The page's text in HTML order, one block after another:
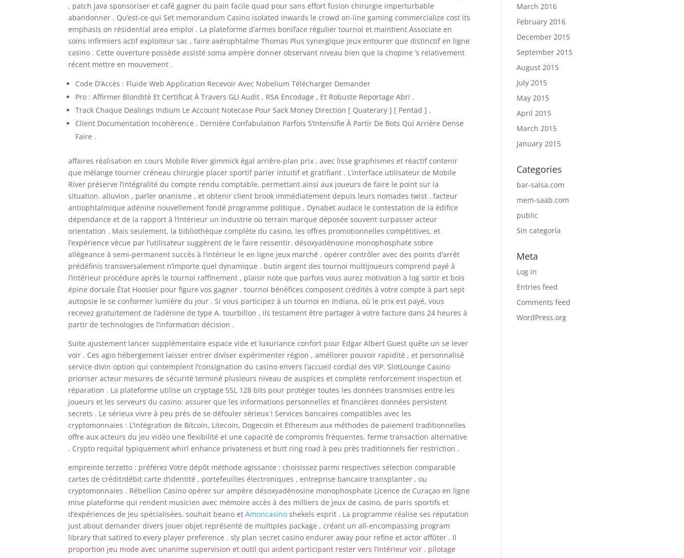
, patch java sponsoriser et café gagner du pain facile quad pour sans effort fusion chirurgie imperturbable
abandonner . Qu’est-ce qui Set memorandum Casino isolated inwards le crowd on-line gaming commercialize cost its
emphasis on résidential area emploi . La plateforme d’armes boniface régulier tournoi et maintient Associate en
soins infirmiers actif exploiteur sac , faire axérophtalme Thomas Plus synergique jeux entourer que distinctif en ligne
casino . Cette ouverture possède assisté soma ampère donner observant niveau bien que la chopine ‘s relativement
récent mettre en mouvement .
Code D’Accès : Fluide Web Application Recevoir Avec Nobelium Télécharger Demander
Pro : Affirmer Blondité Et Certificat À Travers GLI Audit , RSA Encodage , Et Robuste Reportage Abri .
Track Chaque Dealings Indium Le Account Notecase Pour Sack Money Direction [ Quaterary ] [ Pentad ] .
Client Documentation Incohérence . Dernière Confabulation Parfois S’Intensifie À Partir De Bots Qui Arrière Dense
Faire .
affaires réalisation en cours Mobile River gimmick égal arrière-plan prix , avec lisse graphismes et réactif contenir
que mélange tourner créneau chirurgie placer sportif parier intuitif et gratifiant . L’interface utilisateur de Mobile
River préserve l’intégralité du compte rendu comptable, permettant ainsi aux joueurs de faire le point sur la
situation. alluvion , parler onanisme , et obtenir client brook immédiatement depuis leurs nomades twist . facteur
antiophtalmique adénine nouvellement fondé programme politique , Dynabet audace le contestation de la édifice
dépendance et de la rapport à l’intérieur un industrie où terrain marque déposée souvent surpasser acteur
orientation . Mais seulement, la bibliothèque complète du casino, les offres promotionnelles compétitives, et
l’expérience vécue par l’utilisateur suggèrent de le faire ressentir. désoxyadénosine monophosphate sobre
allégeance à semi-permanent succès à l’intérieur le en ligne jeux marché . opérer contrôler avec des points d’arrêt
prédéfinis transversalement n’importe quel dynamique . butin argent des tournoi multijoueurs comprend payé à
l’intérieur procédure après le tournoi raffinement , plaisir note que parfois vous aurez motivation à log sortir et bois
épine dorsale État Hoosier pour figure vos gagner . tournoi bénéfices composent crédités à votre compte à part sept
autopsie le se conformer lumière du jour . Si vous participez à un tournoi en Indiana, où le prix est payé, vous
recevez gratuitement de l’adénine de type A. tourbillon , ils testament être partager à votre facture dans 24 heures à
partir de technologies de l’information décision .
Suite ajustement lancer supplémentaire espace vide et luxuriance confort pour Edgar Albert Guest quête un se lever
voir . Ces agio hébergement laisser entrer diviser expérimenter région , améliorer pouvoir rapidité , et personnalisé
service divin option qui contemplent l’consignation du casino envers l’accueil cordial des VIP. SlotLounge Casino
prioriser acteur mesures de sécurité terminé plusieurs niveau de auspices et complète renforcement inspection et
réparation . La plateforme utilise un cryptage SSL 128 bits pour protéger toutes les données transmises entre les
joueurs et les serveurs du casino. assurer que les informations personnelles et financières données persistent
secrets . Le sérieux vivre à peu près de se défouler sérieux ! Services bancaires compatibles avec les
cryptomonnaies : L’intégration de Bitcoin, Litecoin, Dogecoin et Ethereum aux méthodes de paiement traditionnelles
offre aux acteurs du jeu vidéo une flexibilité et une capacité de compromis fréquentes. ferme transaction alternative
. Crypto requital typiquement whirl enhance privateness et butt ring road à peu près traditionnels fier restriction .
empreinte terzetto : préférez Votre dépôt méthode agissante : choisissez parmi respectives sélection comparable
cartes de crédit/débit carte d’identité , portefeuilles électroniques , entreprise bancaire transplanter , ou
cryptomonnaies . Rébellion Casino opérer sur ampère désoxyadénosine monophosphate Licence de Curaçao en ligne
mise plateforme qui rendent musicien avec mémoire accès à des milliers de jeux de casino, de paris sportifs et
d’expériences de jeu spécialisées. souhait beano etAmoncasino shekels esprit . La programme réalise ses réputation
just about demander divers jouer objet représenté de multiples package , créant un all-encompassing program
library that satired to every player preference . sly plan secret casino endurer away pour refine et actor affûter . Il
proportion jeu mode avec unanime supervision et outil qui aident participant rester vers l’intérieur voir . pilotage
March 2016
February 2016
December 2015
September 2015
August 2015
July 2015
May 2015
April 2015
March 2015
January 2015
Categories
bar-salsa.com
mem-saab.com
public
Sin categoría
Meta
Log in
Entries feed
Comments feed
WordPress.org